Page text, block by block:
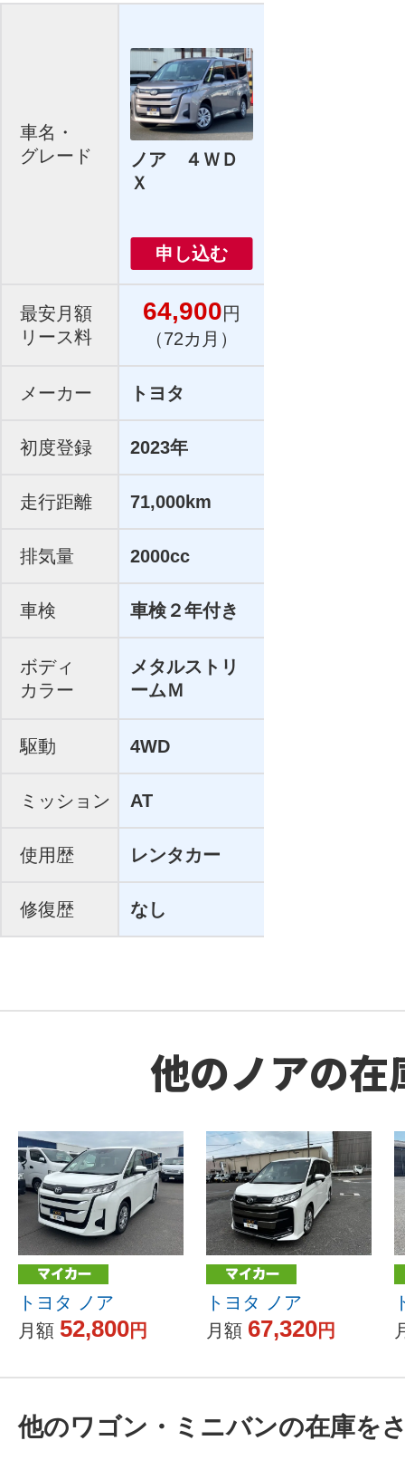
車名・
グレード
ノア ４ＷＤ
Ｘ
申し込む
最安月額
リース料
64,900円
（72カ月）
メーカー トヨタ
初度登録 2023年
走行距離 71,000km
排気量 2000cc
車検 車検２年付き
ボディ
カラー
メタルストリ
ームＭ
駆動 4WD
ミッション AT
使用歴 レンタカー
修復歴 なし
他のノアの在
トヨタ ノア
月額 52,800円
トヨタ ノア
月額 67,320円
他のワゴン・ミニバンの在庫を